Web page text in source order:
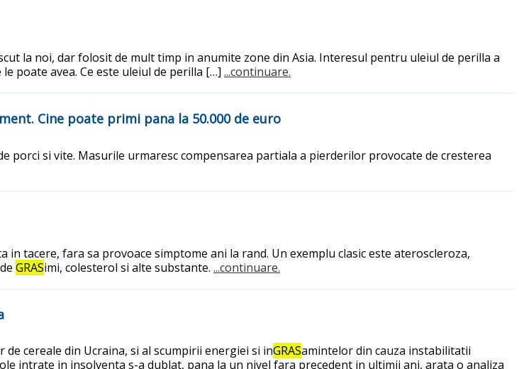
la noi, dar folosit de mult timp in anumite zone din Asia. Interesul pentru uleiul de perilla a
poate avea. Ce este uleiul de perilla […] ...continuare.
Cine poate primi pana la 50.000 de euro
si vite. Masurile urmaresc compensarea partiala a pierderilor provocate de cresterea
tacere, fara sa provoace simptome ani la rand. Un exemplu clasic este ateroscleroza,
GRASimi, colesterol si alte substante. ...continuare.
cereale din Ucraina, si al scumpirii energiei si inGRASamintelor din cauza instabilitatii
intrate in insolventa s-a dublat, pana la un nivel fara precedent in ultimii ani, arata o analiza